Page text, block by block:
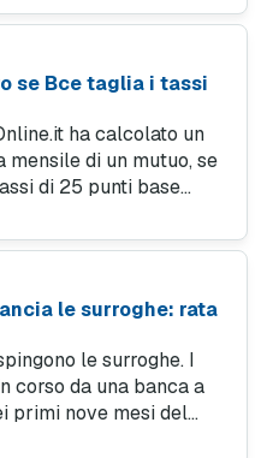
sulla rata.
se Bce taglia i tassi
ha calcolato un
di un mutuo, se
di 25 punti base
economico del fisso.
le surroghe: rata
le surroghe. I
corso da una banca a
primi nove mesi del